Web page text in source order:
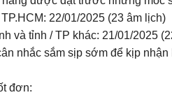
22/01/2025 (23 âm lịch)
và tỉnh / TP khác: 21/01/2025
nhắc sắm sịp sớm để kịp
đơn: